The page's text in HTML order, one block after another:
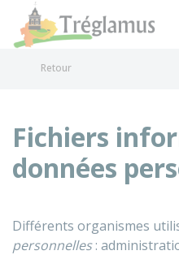
Retour
Fichiers
données
Différents organismes
personnelles: